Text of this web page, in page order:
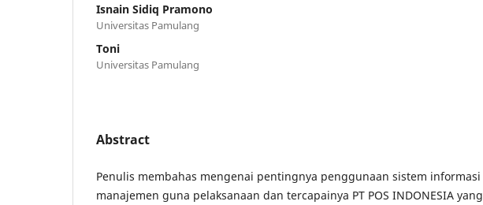
Isnain Sidiq Pramono
Universitas Pamulang
Toni
Universitas Pamulang
Abstract
Penulis membahas mengenai pentingnya penggunaan sistem informasi
manajemen guna pelaksanaan dan tercapainya PT POS INDONESIA yang